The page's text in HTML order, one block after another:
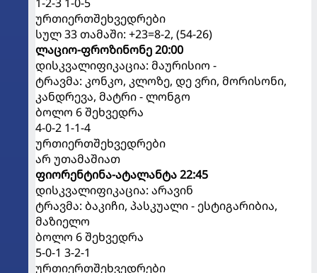
ურთიერთშეხვედრები
სულ 33 თამაში: +23=8-2, (54-26)
ლაციო-ფროზინონე 20:00
დისკვალიფიკაცია: მაურისიო -
ტრავმა: კონკო, კლოზე, დე ვრი, მორისონი,
კანდრევა, მატრი - ლონგო
ბოლო 6 შეხვედრა
4-0-2 1-1-4
ურთიერთშეხვედრები
არ უთამაშიათ
ფიორენტინა-ატალანტა 22:45
დისკვალიფიკაცია: არავინ
ტრავმა: ბაკიჩი, პასკუალი - ესტიგარიბია,
მაზიელო
ბოლო 6 შეხვედრა
5-0-1 3-2-1
ურთიერთშეხვედრები